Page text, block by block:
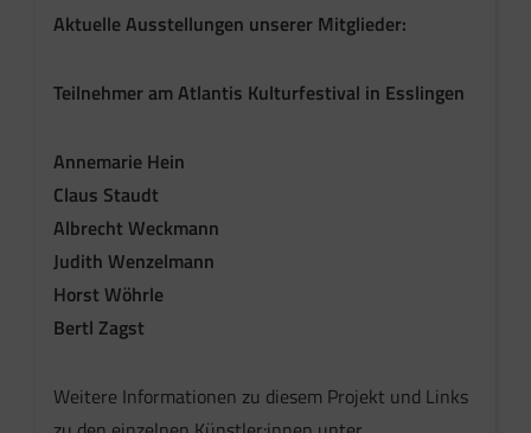
Aktuelle Ausstellungen unserer Mitglieder:
Teilnehmer am Atlantis Kulturfestival in Esslingen
Annemarie Hein
Claus Staudt
Albrecht Weckmann
Judith Wenzelmann
Horst Wöhrle
Bertl Zagst
Weitere Informationen zu diesem Projekt und Links